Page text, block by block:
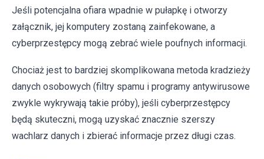
Jeśli potencjalna ofiara wpadnie w pułapkę i otworzy
załącznik, jej komputery zostaną zainfekowane, a
cyberprzestępcy mogą zebrać wiele poufnych informacji.
Chociaż jest to bardziej skomplikowana metoda kradzieży
danych osobowych (filtry spamu i programy antywirusowe
zwykle wykrywają takie próby), jeśli cyberprzestępcy
będą skuteczni, mogą uzyskać znacznie szerszy
wachlarz danych i zbierać informacje przez długi czas.